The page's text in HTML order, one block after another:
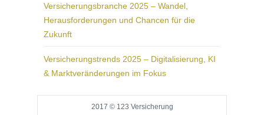
Versicherungsbranche 2025 – Wandel,
Herausforderungen und Chancen für die
Zukunft
Versicherungstrends 2025 – Digitalisierung, KI
& Marktveränderungen im Fokus
2017 © 123 Versicherung